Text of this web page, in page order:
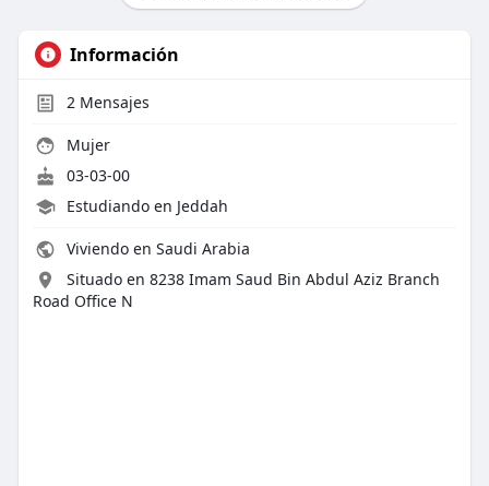
Información
2Mensajes
Mujer
03-03-00
Estudiando en Jeddah
Viviendo en Saudi Arabia
Situado en 8238 Imam Saud Bin Abdul Aziz Branch
Road Office N